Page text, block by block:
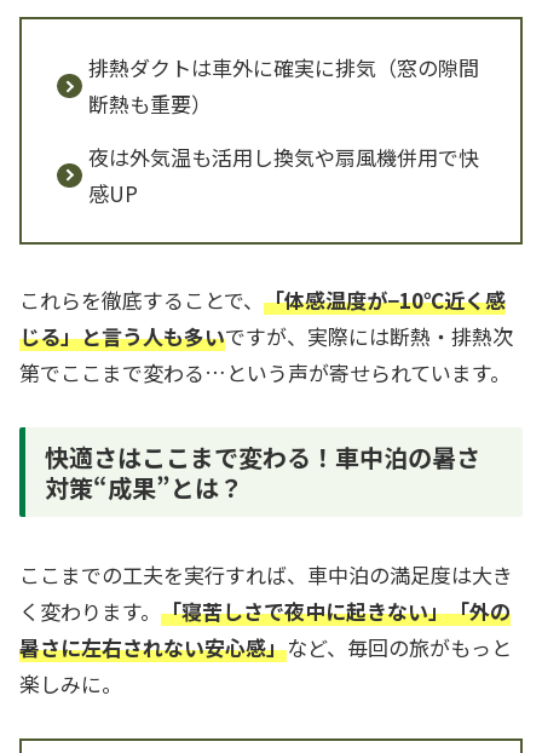
排熱ダクトは車外に確実に排気（窓の隙間
断熱も重要）
夜は外気温も活用し換気や扇風機併用で快
感UP
これらを徹底することで、 「体感温度が−10℃近く感
じる」と言う人も多いですが、実際には断熱・排熱次
第でここまで変わる…という声が寄せられています。
快適さはここまで変わる！車中泊の暑さ
対策“成果”とは？
ここまでの工夫を実行すれば、車中泊の満足度は大き
く変わります。 「寝苦しさで夜中に起きない」「外の
暑さに左右されない安心感」など、毎回の旅がもっと
楽しみに。